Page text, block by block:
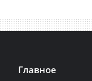
Главное